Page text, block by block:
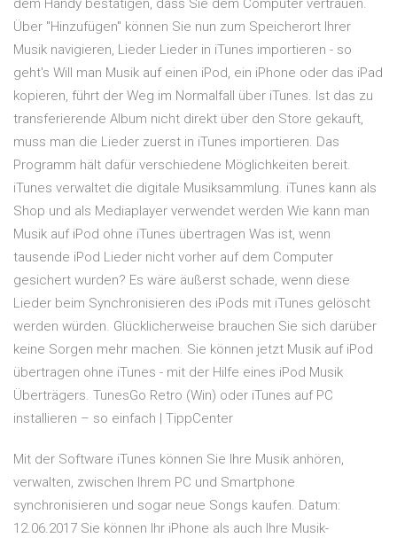
dem Handy bestätigen, dass Sie dem Computer vertrauen.
Über "Hinzufügen" können Sie nun zum Speicherort Ihrer
Musik navigieren, Lieder Lieder in iTunes importieren - so
geht's Will man Musik auf einen iPod, ein iPhone oder das iPad
kopieren, führt der Weg im Normalfall über iTunes. Ist das zu
transferierende Album nicht direkt über den Store gekauft,
muss man die Lieder zuerst in iTunes importieren. Das
Programm hält dafür verschiedene Möglichkeiten bereit.
iTunes verwaltet die digitale Musiksammlung. iTunes kann als
Shop und als Mediaplayer verwendet werden Wie kann man
Musik auf iPod ohne iTunes übertragen Was ist, wenn
tausende iPod Lieder nicht vorher auf dem Computer
gesichert wurden? Es wäre äußerst schade, wenn diese
Lieder beim Synchronisieren des iPods mit iTunes gelöscht
werden würden. Glücklicherweise brauchen Sie sich darüber
keine Sorgen mehr machen. Sie können jetzt Musik auf iPod
übertragen ohne iTunes - mit der Hilfe eines iPod Musik
Überträgers. TunesGo Retro (Win) oder iTunes auf PC
installieren – so einfach | TippCenter
Mit der Software iTunes können Sie Ihre Musik anhören,
verwalten, zwischen Ihrem PC und Smartphone
synchronisieren und sogar neue Songs kaufen. Datum:
12.06.2017 Sie können Ihr iPhone als auch Ihre Musik-